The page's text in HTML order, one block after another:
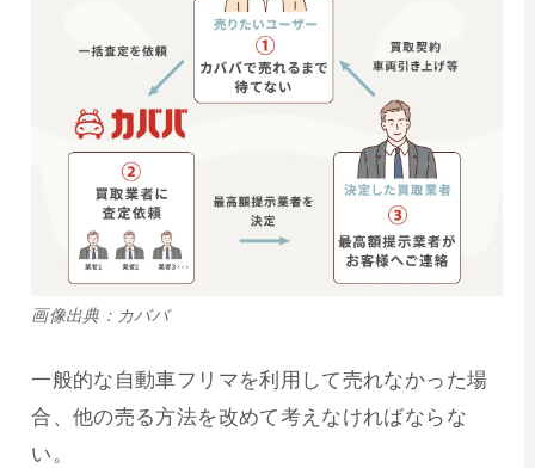
画像出典：カババ
一般的な自動車フリマを利用して売れなかった場
合、他の売る方法を改めて考えなければならな
い。